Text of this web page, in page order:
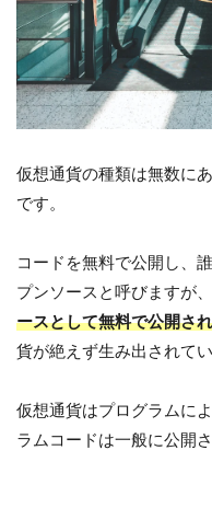
仮想通貨の種類は無数に
です。
コードを無料で公開し、
プンソースと呼びますが、
ースとして無料で公開さ
貨が絶えず生み出されてい
仮想通貨はプログラムに
ラムコードは一般に公開